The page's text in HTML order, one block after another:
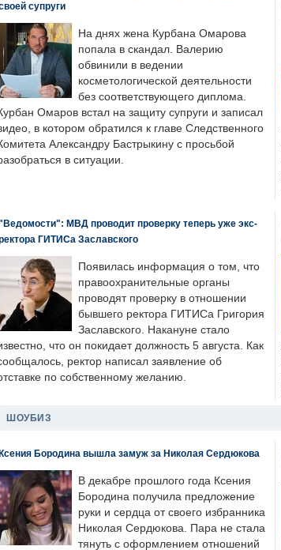
супруги
На днях жена Курбана Омарова
попала в скандал. Валерию
обвинили в ведении
косметологической деятельности
без соответствующего диплома.
Омаров встал на защиту супруги и записал
в котором обратился к главе Следственного
Александру Бастрыкину с просьбой
в ситуации.
МВД проводит проверку теперь уже экс-
ГИТИСа Заславского
Появилась информация о том, что
правоохранительные органы
проводят проверку в отношении
бывшего ректора ГИТИСа Григория
Заславского. Накануне стало
что он покидает должность 5 августа. Как
ректор написал заявление об
по собственному желанию.
ШОУБИЗ
Бородина вышла замуж за Николая Сердюкова
В декабре прошлого года Ксения
Бородина получила предложение
руки и сердца от своего избранника
Николая Сердюкова. Пара не стала
тянуть с оформлением отношений